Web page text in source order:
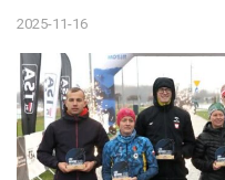
2025-11-16